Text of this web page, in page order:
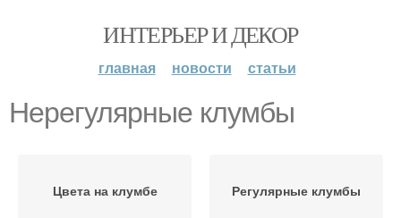
ИНТЕРЬЕР И ДЕКОР
главная новости статьи
Нерегулярные клумбы
Цвета на клумбе Регулярные клумбы